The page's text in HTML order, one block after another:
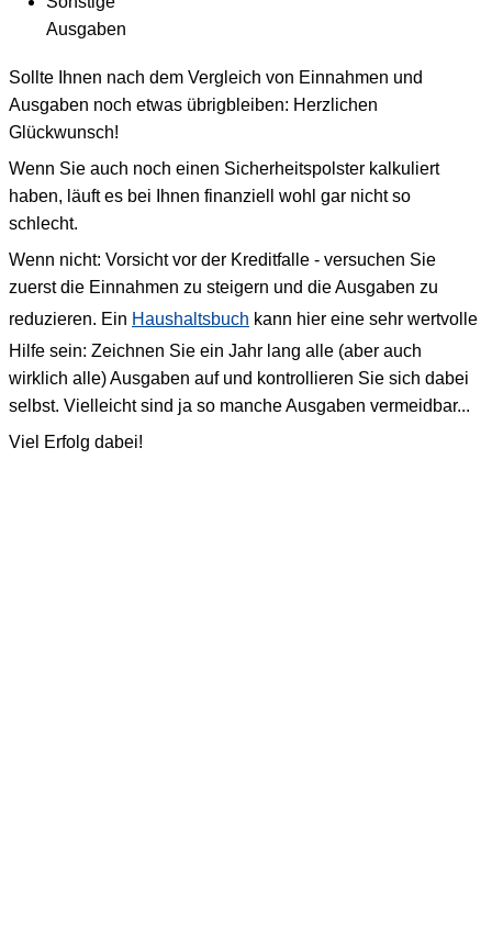
Ausgaben
Sollte Ihnen nach dem Vergleich von Einnahmen und
Ausgaben noch etwas übrigbleiben: Herzlichen
Glückwunsch!
Wenn Sie auch noch einen Sicherheitspolster kalkuliert
haben, läuft es bei Ihnen finanziell wohl gar nicht so
schlecht.
Wenn nicht: Vorsicht vor der Kreditfalle - versuchen Sie
zuerst die Einnahmen zu steigern und die Ausgaben zu
reduzieren. Ein Haushaltsbuch kann hier eine sehr wertvolle
Hilfe sein: Zeichnen Sie ein Jahr lang alle (aber auch
wirklich alle) Ausgaben auf und kontrollieren Sie sich dabei
selbst. Vielleicht sind ja so manche Ausgaben vermeidbar...
Viel Erfolg dabei!